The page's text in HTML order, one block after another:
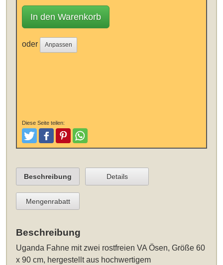
In den Warenkorb
oder Anpassen
Diese Seite teilen:
TweetenPostenPinterestTeilen
Beschreibung Details
Mengenrabatt
Beschreibung
Uganda Fahne mit zwei rostfreien VA Ösen, Größe 60
x 90 cm, hergestellt aus hochwertigem